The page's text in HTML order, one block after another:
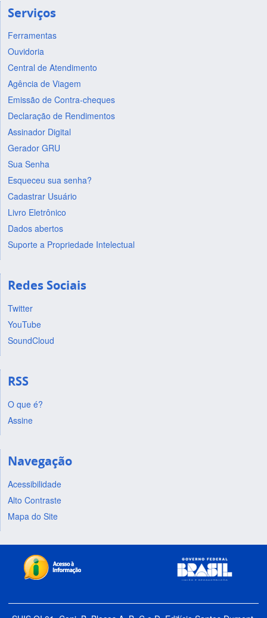
Serviços
Ferramentas
Ouvidoria
Central de Atendimento
Agência de Viagem
Emissão de Contra-cheques
Declaração de Rendimentos
Assinador Digital
Gerador GRU
Sua Senha
Esqueceu sua senha?
Cadastrar Usuário
Livro Eletrônico
Dados abertos
Suporte a Propriedade Intelectual
Redes Sociais
Twitter
YouTube
SoundCloud
RSS
O que é?
Assine
Navegação
Acessibilidade
Alto Contraste
Mapa do Site